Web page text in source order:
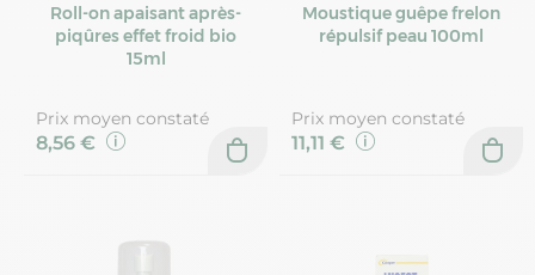
Roll-on apaisant après-
piqûres effet froid bio
15ml
Prix moyen constaté
8,56 €
Moustique guêpe frelon
répulsif peau 100ml
Prix moyen constaté
11,11 €